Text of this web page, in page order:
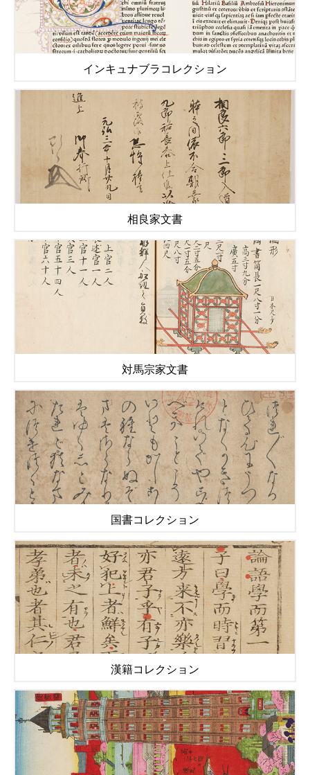
インキュナブラコレクション
相良家文書
対馬宗家文書
国書コレクション
漢籍コレクション